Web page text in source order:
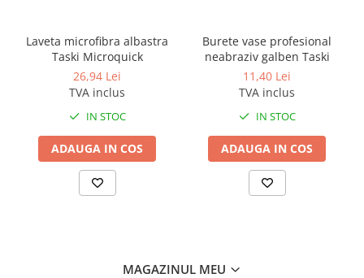
Laveta microfibra albastra
Taski Microquick
26,94 Lei
TVA inclus
IN STOC
ADAUGA IN COS
Burete vase profesional
neabraziv galben Taski
11,40 Lei
TVA inclus
IN STOC
ADAUGA IN COS
MAGAZINUL MEU